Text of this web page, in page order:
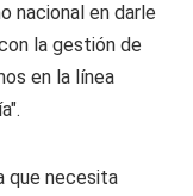
nacional en darle
la gestión de
en la línea
que necesita